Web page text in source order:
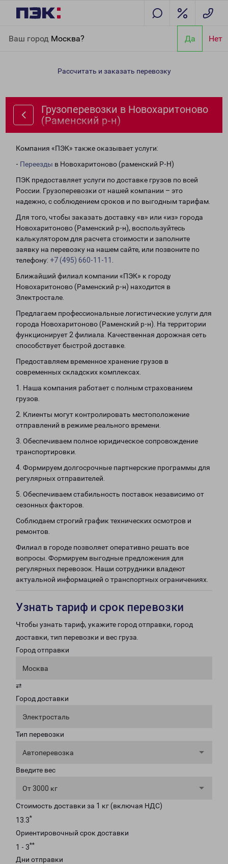
Ваш город Москва? Да Нет
(Раменский р-н)
Рассчитать и заказать перевозку
Грузоперевозки в Новохаритоново
(Раменский р-н)
Компания «ПЭК» также оказывает услуги:
- Переезды в Новохаритоново (раменский Р-Н)
ПЭК предоставляет услуги по доставке грузов по всей
России. Грузоперевозки от нашей компании – это
надежно, с соблюдением сроков и по выгодным тарифам.
Для того, чтобы заказать доставку «в» или «из» города
Новохаритоново (Раменский р-н), воспользуйтесь
калькулятором для расчета стоимости и заполните
заявку на перевозку на нашем сайте, или позвоните по
телефону: +7 (495) 660-11-11
Ближайший филиал компании «ПЭК» к городу
Новохаритоново (Раменский р-н) находится в
Электростале.
Предлагаем профессиональные логистические услуги для
города Новохаритоново (Раменский р-н). На территории
функционирует 2 филиала. Качественная дорожная сеть
способствует быстрой доставке.
Предоставляем временное хранение грузов в
современных складских комплексах.
1. Наша компания работает с полным страхованием
грузов.
2. Клиенты могут контролировать местоположение
отправлений в режиме реального времени.
3. Обеспечиваем полное юридическое сопровождение
транспортировки.
4. Формируем долгосрочные партнерские программы для
регулярных отправителей.
5. Обеспечиваем стабильность поставок независимо от
сезонных факторов.
Соблюдаем строгий график технических осмотров и
ремонтов.
Филиал в городе позволяет оперативно решать все
вопросы. Формируем выгодные предложения для
регулярных перевозок. Наши сотрудники владеют
актуальной информацией о транспортных ограничениях.
Узнать тариф и срок перевозки
Чтобы узнать тариф, укажите город отправки, город
доставки, тип перевозки и вес груза.
Город отправки
Москва
⇄
Город доставки
Электросталь
Тип перевозки
Автоперевозка
Введите вес
От 3000 кг
Стоимость доставки за 1 кг (включая НДС)
13.3*
Ориентировочный срок доставки
1 - 3**
Дни отправки